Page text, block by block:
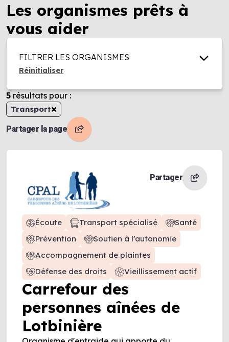
Les organismes prêts à
vous aider
FILTRER LES ORGANISMES
Réinitialiser
5 résultats pour :
Transport×
Partager la page
Carrefour des
personnes aînées de
Lotbinière
Partager
Écoute Transport spécialisé
Santé
Prévention
Soutien à l’autonomie
Accompagnement de plaintes
Défense des droits
Vieillissement actif